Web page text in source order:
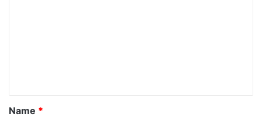
*
Name *